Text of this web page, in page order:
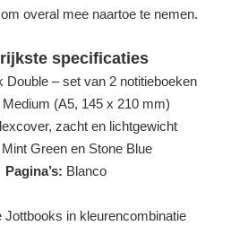
overal mee naartoe te nemen.
specificaties
Double – set van 2 notitieboeken
Medium (A5, 145 x 210 mm)
zacht en lichtgewicht
Mint Green en Stone Blue
Pagina’s: Blanco
Jottbooks in kleurencombinatie